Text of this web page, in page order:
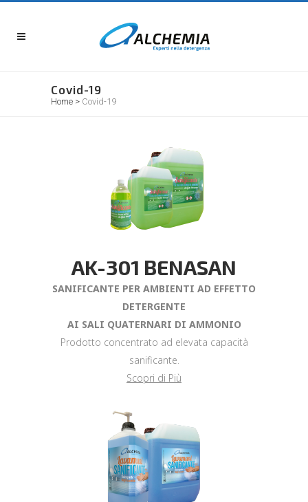
Covid-19
Home > Covid-19
AK-301 BENASAN
SANIFICANTE PER AMBIENTI AD EFFETTO
DETERGENTE
AI SALI QUATERNARI DI AMMONIO
Prodotto concentrato ad elevata capacità
sanificante.
Scopri di Più